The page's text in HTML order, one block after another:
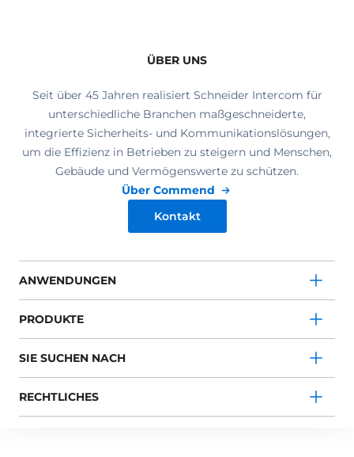
ÜBER UNS
Seit über 45 Jahren realisiert Schneider Intercom für
unterschiedliche Branchen maßgeschneiderte,
integrierte Sicherheits- und Kommunikationslösungen,
um die Effizienz in Betrieben zu steigern und Menschen,
Gebäude und Vermögenswerte zu schützen.
Über Commend
Kontakt
ANWENDUNGEN
PRODUKTE
SIE SUCHEN NACH
RECHTLICHES